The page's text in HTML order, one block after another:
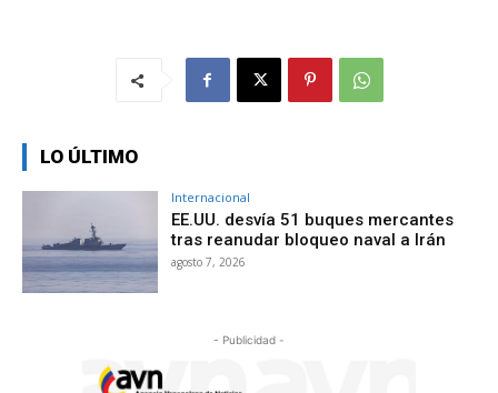
LO ÚLTIMO
Internacional
EE.UU. desvía 51 buques mercantes
tras reanudar bloqueo naval a Irán
agosto 7, 2026
- Publicidad -